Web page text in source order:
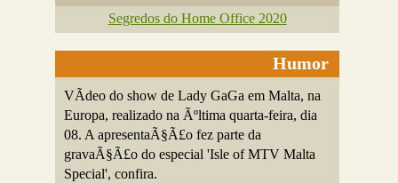
Segredos do Home Office 2020
Humor
VÃ­deo do show de Lady GaGa em Malta, na
Europa, realizado na Ãºltima quarta-feira, dia
08. A apresentaÃ§Ã£o fez parte da
gravaÃ§Ã£o do especial 'Isle of MTV Malta
Special', confira.